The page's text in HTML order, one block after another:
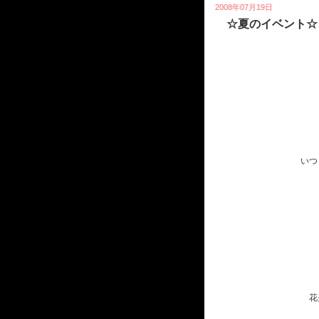
2008年07月19日
☆夏のイベント☆
☆７月・８月
” 氷
始めちゃ
◆イチゴ・
３種類揃
いつもと違ったド
そ
なッッ
７月
花火プレゼント